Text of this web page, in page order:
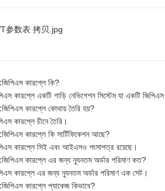
জিপিএস কারপ্লে কি?
কারপ্লে একটি গাড়ি নেভিগেশন সিস্টেম যা একটি
জিপিএস কারপ্লে কোথায় তৈরি হয়?
কারপ্লে চীনে তৈরি।
জিপিএস কারপ্লে কি সার্টিফিকেশন আছে?
কারপ্লে সিই এবং আইএসও শংসাপত্র রয়েছে।
জিপিএস কারপ্লে এর জন্য ন্যূনতম অর্ডার পরিমাণ কত?
কারপ্লে এর জন্য ন্যূনতম অর্ডার পরিমাণ এক সেট।
জিপিএস কারপ্লে প্যাকেজ কিভাবে?